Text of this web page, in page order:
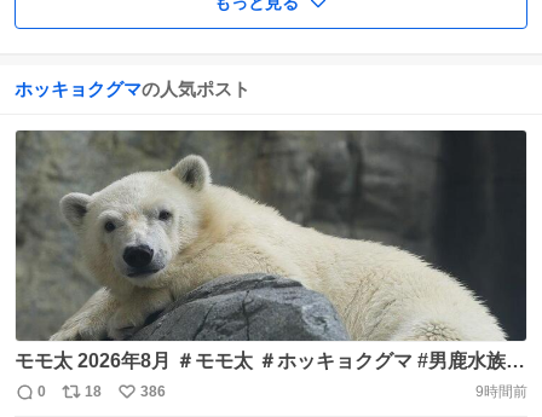
ホッキョクグマの人気ポスト
モモ太 2026年8月 ＃モモ太 ＃ホッキョクグマ #男鹿水族館
https://t.co/vSAQkDVFR0
返
0
リ
18
い
386 9時間前